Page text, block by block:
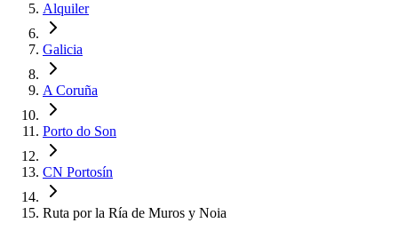
Alquiler
Galicia
A Coruña
Porto do Son
CN Portosín
Ruta por la Ría de Muros y Noia